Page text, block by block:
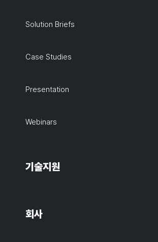
Solution Briefs
Case Studies
Presentation
Webinars
기술지원
회사